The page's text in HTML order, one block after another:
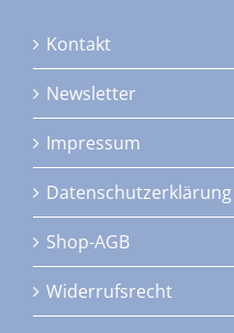
Kontakt
Newsletter
Impressum
Datenschutzerklärung
Shop-AGB
Widerrufsrecht